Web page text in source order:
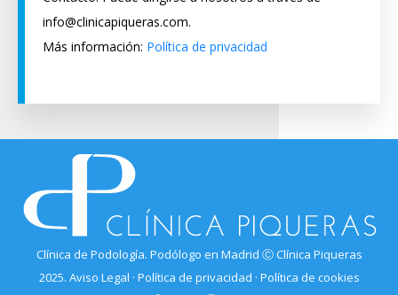
info@clinicapiqueras.com.
Más información: Política de privacidad
Clínica de Podología. Podólogo en Madrid Ⓒ Clínica Piqueras
2025. Aviso Legal · Política de privacidad · Política de cookies